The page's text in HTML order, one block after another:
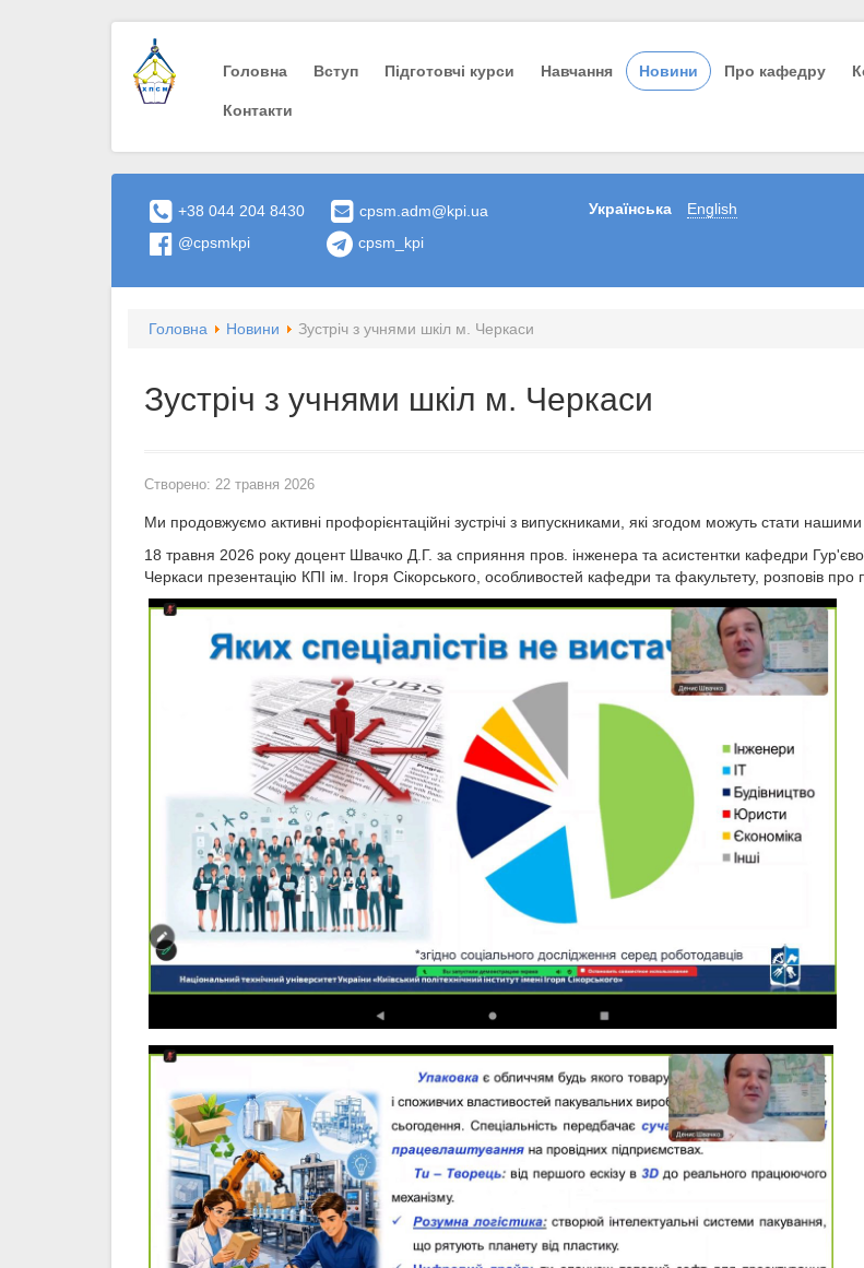
Головна Вступ Пiдготовчi курси Навчання Новини Про кафедру
Контакти
+38 044 204 8430
cpsm.adm@kpi.ua
@cpsmkpi
cpsm_kpi
Українська English
Головна Новини Зустріч з учнями шкіл м. Черкаси
Зустріч з учнями шкіл м. Черкаси
Створено: 22 травня 2026
Ми продовжуємо активні профорієнтаційні зустрічі з випускниками, які згодом можуть стати нашими
18 травня 2026 року доцент Швачко Д.Г. за сприяння пров. інженера та асистентки кафедри
Черкаси презентацію КПІ ім. Ігоря Сікорського, особливостей кафедри та факультету, розповів про